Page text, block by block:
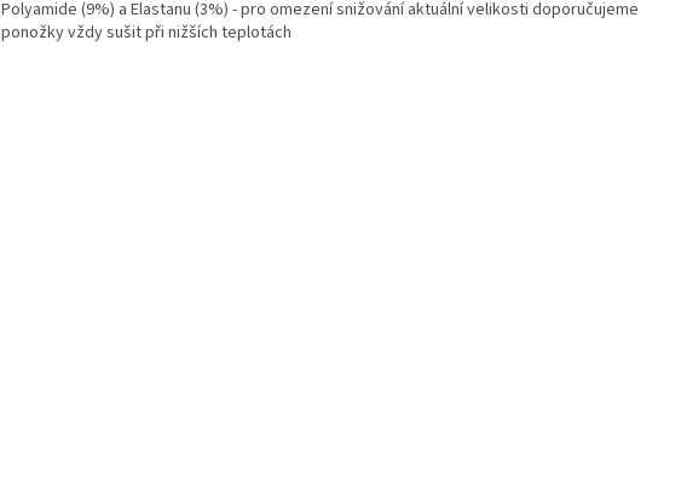
Polyamide (9%) a Elastanu (3%) - pro omezení snižování aktuální velikosti doporučujeme
ponožky vždy sušit při nižších teplotách